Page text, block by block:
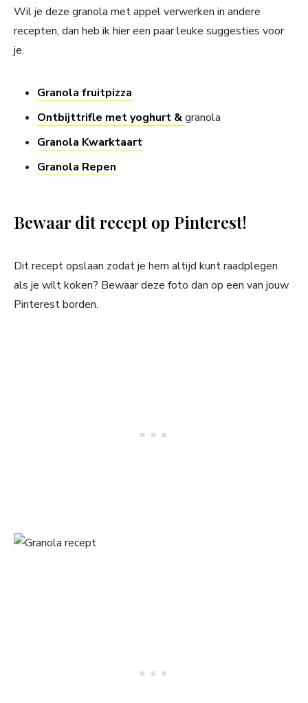
Wil je deze granola met appel verwerken in andere
recepten, dan heb ik hier een paar leuke suggesties voor
je.
Granola fruitpizza
Ontbijttrifle met yoghurt &granola
Granola Kwarktaart
Granola Repen
Bewaar dit recept op Pinterest!
Dit recept opslaan zodat je hem altijd kunt raadplegen
als je wilt koken? Bewaar deze foto dan op een van jouw
Pinterest borden.